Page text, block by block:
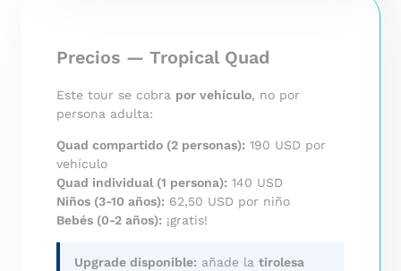
Precios — Tropical Quad
Este tour se cobra por vehículo, no por
persona adulta:
Quad compartido (2 personas): 190 USD por
vehículo
Quad individual (1 persona): 140 USD
Niños (3-10 años): 62,50 USD por niño
Bebés (0-2 años): ¡gratis!
Upgrade disponible: añade la tirolesa